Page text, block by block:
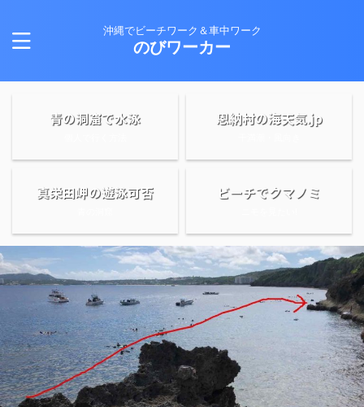
沖縄でビーチワーク＆車中ワーク
のびワーカー
青の洞窟で水泳 恩納村の海天気.jp
真栄田岬の遊泳可否 ビーチでクマノミ